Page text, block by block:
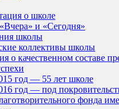
о школе
и «Сегодня»
школы
коллективы школы
о качественном составе
год — 55 лет школе
год — под
фонда